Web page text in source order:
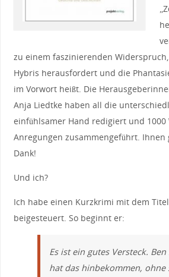
zu einem faszinierenden
Hybris herausfordert und die
im Vorwort heißt. Die
Anja Liedtke haben all die
einfühlsamer Hand redigiert und 1000
Anregungen zusammengeführt. Ihnen
Dank!
Und ich?
Ich habe einen Kurzkrimi mit dem Titel
beigesteuert. So beginnt er:
Es ist ein gutes Versteck.
hat das hinbekommen, ohne